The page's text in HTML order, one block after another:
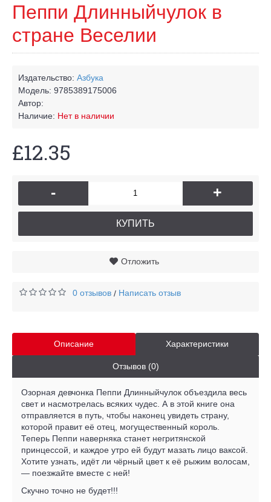
Пеппи Длинныйчулок в
стране Веселии
Издательство: Азбука
Модель: 9785389175006
Автор:
Наличие: Нет в наличии
£12.35
- +
КУПИТЬ
Отложить
0 отзывов / Написать отзыв
Описание Характеристики
Отзывов (0)
Озорная девчонка Пеппи Длинныйчулок объездила весь
свет и насмотрелась всяких чудес. А в этой книге она
отправляется в путь, чтобы наконец увидеть страну,
которой правит её отец, могущественный король.
Теперь Пеппи наверняка станет негритянской
принцессой, и каждое утро ей будут мазать лицо ваксой.
Хотите узнать, идёт ли чёрный цвет к её рыжим волосам,
— поезжайте вместе с ней!
Скучно точно не будет!!!